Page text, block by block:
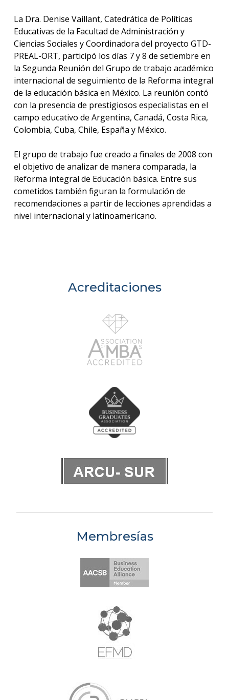
La Dra. Denise Vaillant, Catedrática de Políticas
Educativas de la Facultad de Administración y
Ciencias Sociales y Coordinadora del proyecto GTD-
PREAL-ORT, participó los días 7 y 8 de setiembre en
la Segunda Reunión del Grupo de trabajo académico
internacional de seguimiento de la Reforma integral
de la educación básica en México. La reunión contó
con la presencia de prestigiosos especialistas en el
campo educativo de Argentina, Canadá, Costa Rica,
Colombia, Cuba, Chile, España y México.
El grupo de trabajo fue creado a finales de 2008 con
el objetivo de analizar de manera comparada, la
Reforma integral de Educación básica. Entre sus
cometidos también figuran la formulación de
recomendaciones a partir de lecciones aprendidas a
nivel internacional y latinoamericano.
Acreditaciones
Membresías